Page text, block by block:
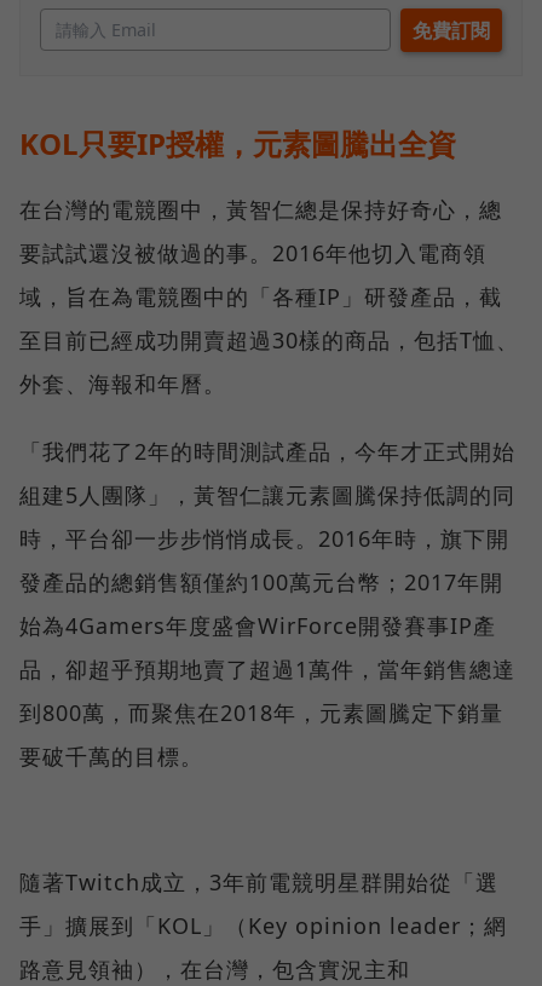
KOL只要IP授權，元素圖騰出全資
在台灣的電競圈中，黃智仁總是保持好奇心，總
要試試還沒被做過的事。2016年他切入電商領
域，旨在為電競圈中的「各種IP」研發產品，截
至目前已經成功開賣超過30樣的商品，包括T恤、
外套、海報和年曆。
「我們花了2年的時間測試產品，今年才正式開始
組建5人團隊」，黃智仁讓元素圖騰保持低調的同
時，平台卻一步步悄悄成長。2016年時，旗下開
發產品的總銷售額僅約100萬元台幣；2017年開
始為4Gamers年度盛會WirForce開發賽事IP產
品，卻超乎預期地賣了超過1萬件，當年銷售總達
到800萬，而聚焦在2018年，元素圖騰定下銷量
要破千萬的目標。
隨著Twitch成立，3年前電競明星群開始從「選
手」擴展到「KOL」（Key opinion leader；網
路意見領袖），在台灣，包含實況主和